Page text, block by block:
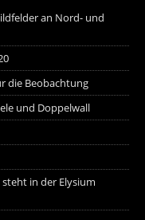
an Nord- und
die Beobachtung
und Doppelwall
in der Elysium